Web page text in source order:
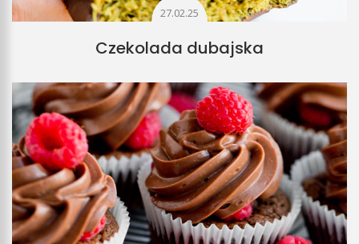
27.02.25
Czekolada dubajska